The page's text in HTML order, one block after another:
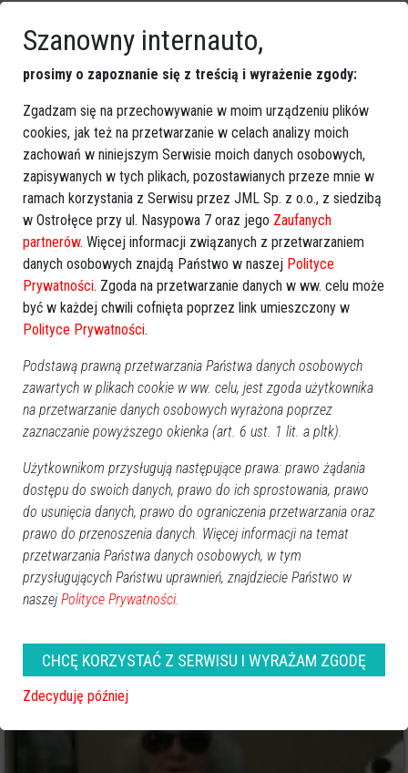
Tomasz Arabski blokował loty prezydenta
Kaczyńskiego?
Strona premiera zhakowana: „Donald Tusk
jest złym człowiekiem” [VIDEO]
Szanowny internauto,
prosimy o zapoznanie się z treścią i wyrażenie zgody:
Zgadzam się na przechowywanie w moim urządzeniu plików
cookies, jak też na przetwarzanie w celach analizy moich
zachowań w niniejszym Serwisie moich danych osobowych,
zapisywanych w tych plikach, pozostawianych przeze mnie w
ramach korzystania z Serwisu przez JML Sp. z o.o., z siedzibą
w Ostrołęce przy ul. Nasypowa 7 oraz jego Zaufanych
partnerów. Więcej informacji związanych z przetwarzaniem
danych osobowych znajdą Państwo w naszej Polityce
Prywatności. Zgoda na przetwarzanie danych w ww. celu może
być w każdej chwili cofnięta poprzez link umieszczony w
Polityce Prywatności.
Podstawą prawną przetwarzania Państwa danych osobowych
zawartych w plikach cookie w ww. celu, jest zgoda użytkownika
na przetwarzanie danych osobowych wyrażona poprzez
zaznaczanie powyższego okienka (art. 6 ust. 1 lit. a pltk).
Użytkownikom przysługują następujące prawa: prawo żądania
dostępu do swoich danych, prawo do ich sprostowania, prawo
do usunięcia danych, prawo do ograniczenia przetwarzania oraz
prawo do przenoszenia danych. Więcej informacji na temat
przetwarzania Państwa danych osobowych, w tym
przysługujących Państwu uprawnień, znajdziecie Państwo w
naszej Polityce Prywatności.
CHCĘ KORZYSTAĆ Z SERWISU I WYRAŻAM ZGODĘ
Zdecyduję później